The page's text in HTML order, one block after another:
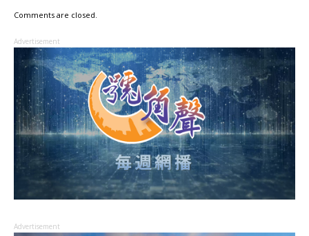
Comments are closed.
Advertisement
Advertisement